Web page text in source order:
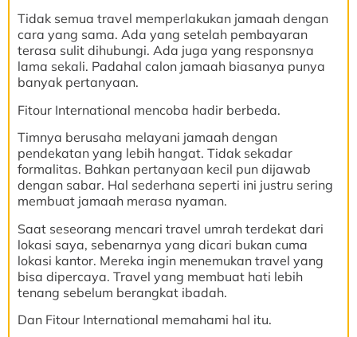
Tidak semua travel memperlakukan jamaah dengan
cara yang sama. Ada yang setelah pembayaran
terasa sulit dihubungi. Ada juga yang responsnya
lama sekali. Padahal calon jamaah biasanya punya
banyak pertanyaan.
Fitour International mencoba hadir berbeda.
Timnya berusaha melayani jamaah dengan
pendekatan yang lebih hangat. Tidak sekadar
formalitas. Bahkan pertanyaan kecil pun dijawab
dengan sabar. Hal sederhana seperti ini justru sering
membuat jamaah merasa nyaman.
Saat seseorang mencari travel umrah terdekat dari
lokasi saya, sebenarnya yang dicari bukan cuma
lokasi kantor. Mereka ingin menemukan travel yang
bisa dipercaya. Travel yang membuat hati lebih
tenang sebelum berangkat ibadah.
Dan Fitour International memahami hal itu.